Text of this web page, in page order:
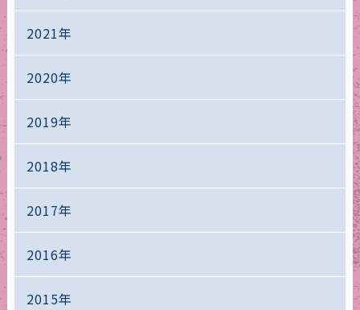
2021年
2020年
2019年
2018年
2017年
2016年
2015年